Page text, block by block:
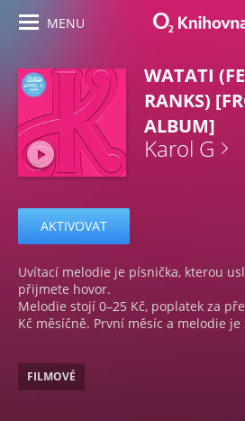
MENU
WATATI
RANKS)
ALBUM]
Karol G
AKTIVOVAT
Uvítací melodie je písnička, kterou
přijmete hovor.
Melodie stojí 0–25 Kč, poplatek za
Kč měsíčně. První měsíc a melodie je
FILMOVÉ